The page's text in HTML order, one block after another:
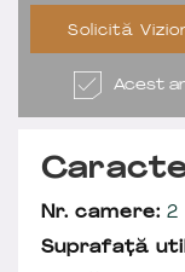
Solicită
Acest
Nr. camere: 2
Suprafață